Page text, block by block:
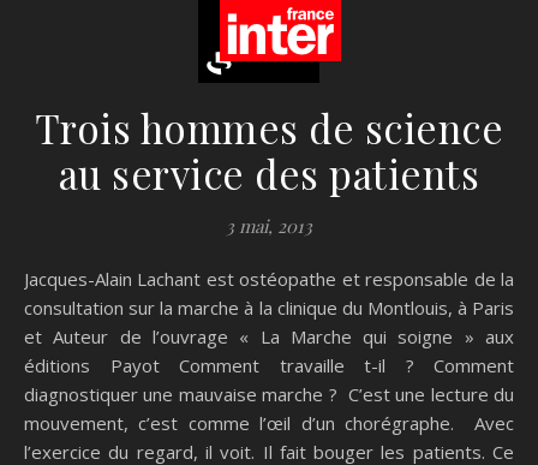
Trois hommes de science
au service des patients
3 mai, 2013
Jacques-Alain Lachant est ostéopathe et responsable de la
consultation sur la marche à la clinique du Montlouis, à Paris
et Auteur de l’ouvrage « La Marche qui soigne » aux
éditions Payot Comment travaille t-il ? Comment
diagnostiquer une mauvaise marche ? C’est une lecture du
mouvement, c’est comme l’œil d’un chorégraphe. Avec
l’exercice du regard, il voit. Il fait bouger les patients. Ce